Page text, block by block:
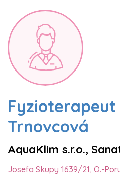
Fyzioterapeut
Trnovcová
AquaKlim s.r.o.,
Josefa Skupy 1639/21, O.-